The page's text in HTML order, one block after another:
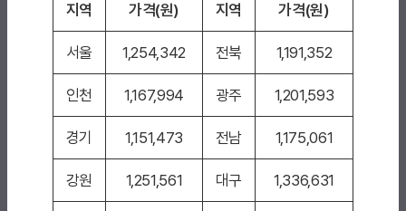
지역 가격(원) 지역 가격(원)
서울 1,254,342 전북 1,191,352
인천 1,167,994 광주 1,201,593
경기 1,151,473 전남 1,175,061
강원 1,251,561 대구 1,336,631